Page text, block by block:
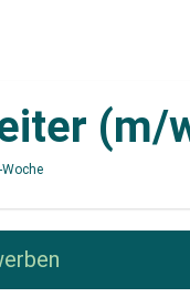
(m/